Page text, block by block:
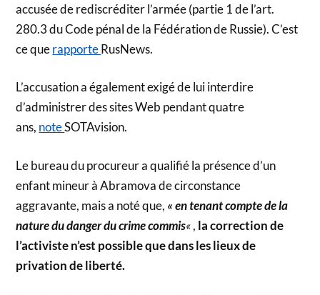
accusée de rediscréditer l’armée (partie 1 de l’art.
280.3 du Code pénal de la Fédération de Russie). C’est
ce querapporteRusNews.
L’accusation a également exigé de lui interdire
d’administrer des sites Web pendant quatre
ans, noteSOTAvision.
Le bureau du procureur a qualifié la présence d’un
enfant mineur à Abramova de circonstance
aggravante, mais a noté que, « en tenant compte de la
nature du danger du crime commis«, la correction de
l’activiste n’est possible que dans les lieux de
privation de liberté.